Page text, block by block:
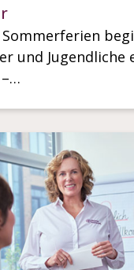
Sommerferien
und Jugendliche